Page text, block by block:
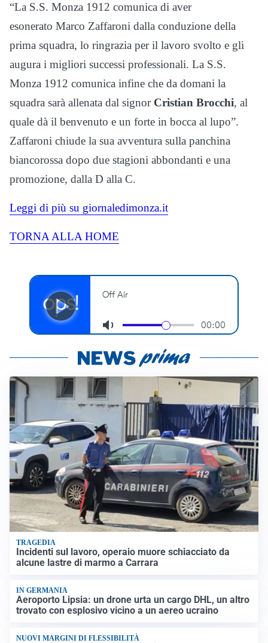
“La S.S. Monza 1912 comunica di aver
esonerato Marco Zaffaroni dalla conduzione della
prima squadra, lo ringrazia per il lavoro svolto e gli
augura i migliori successi professionali. La S.S.
Monza 1912 comunica infine che da domani la
squadra sarà allenata dal signor Cristian Brocchi, al
quale dà il benvenuto e un forte in bocca al lupo”.
Zaffaroni chiude la sua avventura sulla panchina
biancorossa dopo due stagioni abbondanti e una
promozione, dalla D alla C.
Leggi di più su giornaledimonza.it
TORNA ALLA HOME
TRAGEDIA
Incidenti sul lavoro, operaio muore schiacciato da
alcune lastre di marmo a Carrara
IN GERMANIA
Aeroporto Lipsia: un drone urta un cargo DHL, un altro
trovato con esplosivo vicino a un aereo ucraino
NUOVI MARGINI DI FLESSIBILITÀ